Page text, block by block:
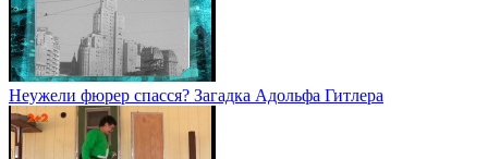
Неужели фюрер спасся? Загадка Адольфа Гитлера